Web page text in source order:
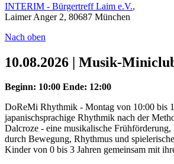
INTERIM - Bürgertreff Laim e.V.,
Laimer Anger 2, 80687 München
Nach oben
10.08.2026 | Musik-
Beginn: 10:00 Ende: 12:00
DoReMi Rhythmik - Montag von 10:00 bis
japanischsprachige Rhythmik nach der
Dalcroze - eine musikalische
durch Bewegung, Rhythmus und
Kinder von 0 bis 3 Jahren gemeinsam mit